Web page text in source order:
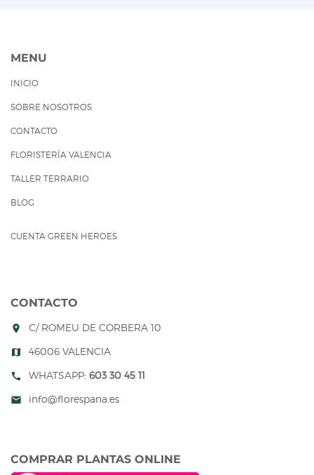
MENU
INICIO
SOBRE NOSOTROS
CONTACTO
FLORISTERÍA VALENCIA
TALLER TERRARIO
BLOG
CUENTA GREEN HEROES
CONTACTO
room C/ ROMEU DE CORBERA 10
map 46006 VALENCIA
call WHATSAPP: 603 30 45 11
mail info@florespana.es
COMPRAR PLANTAS ONLINE